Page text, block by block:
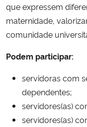
Controladoria-Geral da União
Ministério da Mulher, da
Secretaria-Geral
Secretaria de Governo
que expressem
maternidade,
comunidade
Podem participar:
servidoras com
dependentes;
servidores(as)
servidores(as)